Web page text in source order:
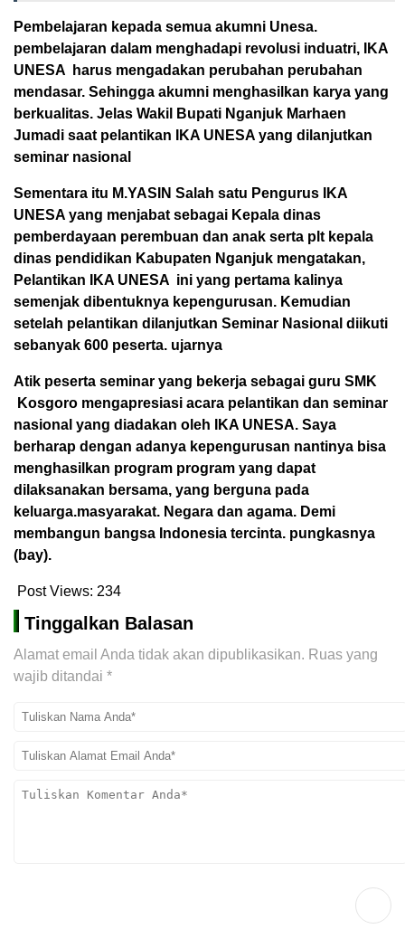
Pembelajaran kepada semua akumni Unesa.
pembelajaran dalam menghadapi revolusi induatri, IKA
UNESA harus mengadakan perubahan perubahan
mendasar. Sehingga akumni menghasilkan karya yang
berkualitas. Jelas Wakil Bupati Nganjuk Marhaen
Jumadi saat pelantikan IKA UNESA yang dilanjutkan
seminar nasional
Sementara itu M.YASIN Salah satu Pengurus IKA
UNESA yang menjabat sebagai Kepala dinas
pemberdayaan perembuan dan anak serta plt kepala
dinas pendidikan Kabupaten Nganjuk mengatakan,
Pelantikan IKA UNESA ini yang pertama kalinya
semenjak dibentuknya kepengurusan. Kemudian
setelah pelantikan dilanjutkan Seminar Nasional diikuti
sebanyak 600 peserta. ujarnya
Atik peserta seminar yang bekerja sebagai guru SMK
Kosgoro mengapresiasi acara pelantikan dan seminar
nasional yang diadakan oleh IKA UNESA. Saya
berharap dengan adanya kepengurusan nantinya bisa
menghasilkan program program yang dapat
dilaksanakan bersama, yang berguna pada
keluarga.masyarakat. Negara dan agama. Demi
membangun bangsa Indonesia tercinta. pungkasnya
(bay).
Post Views: 234
Tinggalkan Balasan
Alamat email Anda tidak akan dipublikasikan. Ruas yang
wajib ditandai *